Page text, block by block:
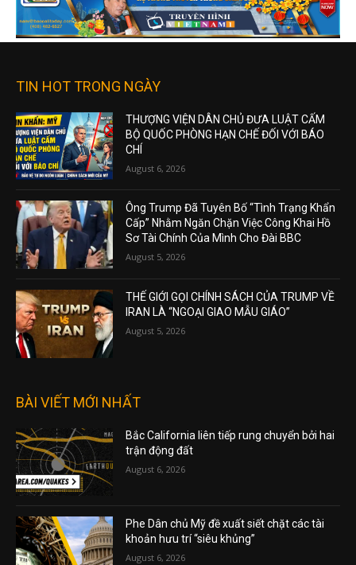
TIN HOT TRONG NGÀY
THƯỢNG VIỆN DÂN CHỦ ĐƯA LUẬT CẤM
BỘ QUỐC PHÒNG HẠN CHẾ ĐỐI VỚI BÁO
CHÍ
August 6, 2026
Ông Trump Đã Tuyên Bố “Tình Trạng Khẩn
Cấp” Nhằm Ngăn Chặn Việc Công Khai Hồ
Sơ Tài Chính Của Mình Cho Đài BBC
August 5, 2026
THẾ GIỚI GỌI CHÍNH SÁCH CỦA TRUMP VỀ
IRAN LÀ “NGOẠI GIAO MẪU GIÁO”
August 5, 2026
BÀI VIẾT MỚI NHẤT
Bắc California liên tiếp rung chuyển bởi hai
trận động đất
August 6, 2026
Phe Dân chủ Mỹ đề xuất siết chặt các tài
khoản hưu trí “siêu khủng”
August 6, 2026